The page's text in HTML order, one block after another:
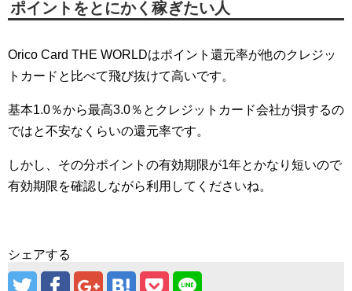
ポイントをとにかく稼ぎたい人
Orico Card THE WORLDはポイント還元率が他のクレジッ
トカードと比べて飛び抜けて高いです。
基本1.0％から最高3.0％とクレジットカード会社が損するの
ではと不安なくらいの還元率です。
しかし、その分ポイントの有効期限が1年とかなり短いので
有効期限を確認しながら利用してくださいね。
シェアする